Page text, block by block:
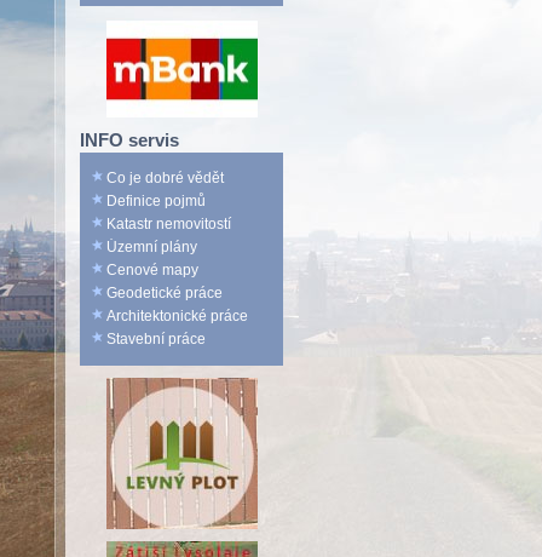
INFO servis
Co je dobré vědět
Definice pojmů
Katastr nemovitostí
Územní plány
Cenové mapy
Geodetické práce
Architektonické práce
Stavební práce